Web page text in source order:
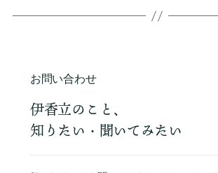
お問い合わせ
伊香立のこと、
知りたい・聞いてみたい